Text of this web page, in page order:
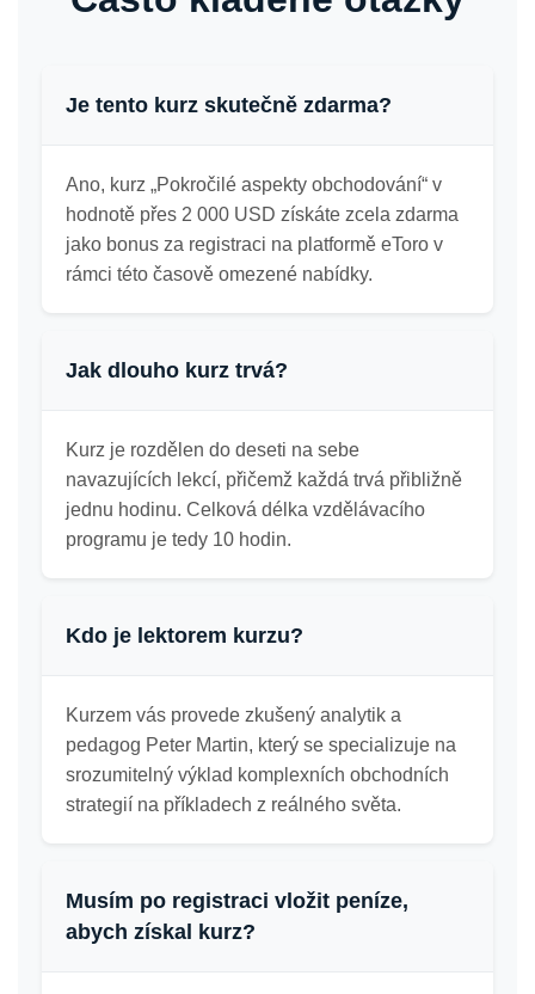
Je tento kurz skutečně zdarma?
Ano, kurz „Pokročilé aspekty obchodování“ v
hodnotě přes 2 000 USD získáte zcela zdarma
jako bonus za registraci na platformě eToro v
rámci této časově omezené nabídky.
Jak dlouho kurz trvá?
Kurz je rozdělen do deseti na sebe
navazujících lekcí, přičemž každá trvá přibližně
jednu hodinu. Celková délka vzdělávacího
programu je tedy 10 hodin.
Kdo je lektorem kurzu?
Kurzem vás provede zkušený analytik a
pedagog Peter Martin, který se specializuje na
srozumitelný výklad komplexních obchodních
strategií na příkladech z reálného světa.
Musím po registraci vložit peníze,
abych získal kurz?